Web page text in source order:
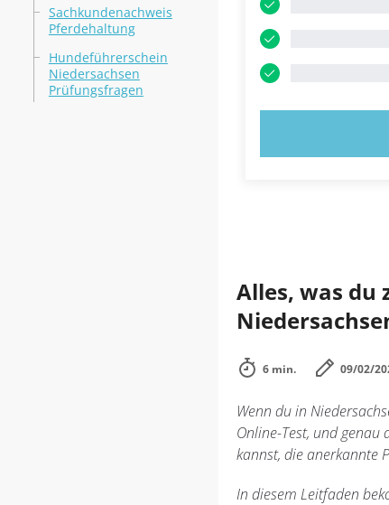
Sachkundenachweis
Pferdehaltung
Hundeführerschein
Niedersachsen
Prüfungsfragen
Alles, was du
6 min. 09/02/
Wenn du in
Online-Test, und genau
kannst, die anerkannte
In diesem Leitfaden